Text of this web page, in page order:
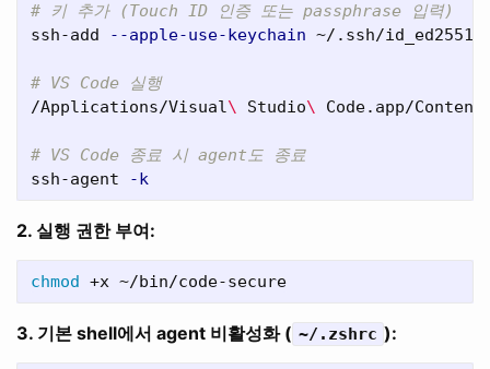
# 키 추가 (Touch ID 인증 또는 passphrase 입력)
ssh-add
--apple-use-keychain ~/.ssh/id_ed25519
# VS Code 실행
/Applications/Visual\ Studio\ Code.app/
# VS Code 종료 시 agent도 종료
ssh-agent
-k
2. 실행 권한 부여:
chmod
3. 기본 shell에서 agent 비활성화 ( ~/.zshrc ):